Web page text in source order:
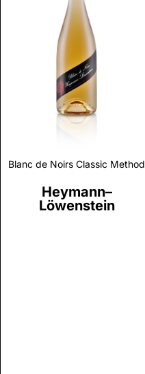
Blanc de Noirs Classic Method
Heymann–
Löwenstein
Discover